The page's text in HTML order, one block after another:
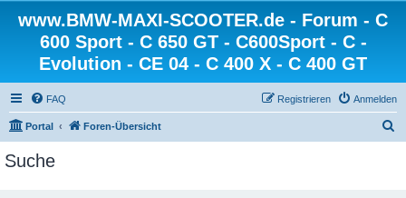
www.BMW-MAXI-SCOOTER.de - Forum - C
600 Sport - C 650 GT - C600Sport - C -
Evolution - CE 04 - C 400 X - C 400 GT
FAQ Anmelden
Registrieren
Portal Foren-Übersicht
Suche